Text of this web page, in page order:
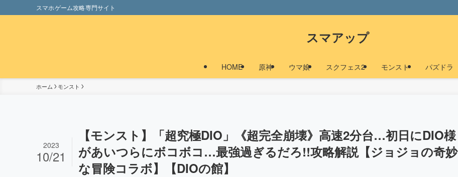
スマホゲーム攻略専門サイト
スマアップ
HOME 原神 ウマ娘 スクフェス2 モンスト パズドラ
ホーム モンスト
【モンスト】「超究極DIO」《超完全崩壊》高速2分台…初日にDIO様
があいつらにボコボコ…最強過ぎるだろ!!攻略解説【ジョジョの奇妙
な冒険コラボ】【DIOの館】
2023
10/21